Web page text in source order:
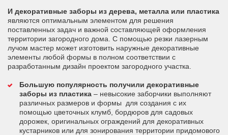
И декоративные заборы из дерева, металла или пластика
являются оптимальным элементом для решения
поставленных задач и важной составляющей оформления
территории загородного дома. С помощью резки лазерным
лучом мастер может изготовить наружные декоративные
элементы любой формы в полном соответствии с
разработанным дизайн проектом загородного участка.
Большую популярность получили декоративные
заборы из пластика – невысокие заборчики выполняют
различных размеров и формы для создания с их
помощью цветочных клумб, бордюров для садовых
дорожек, оригинальных ограждений для декоративных
кустарников или для зонирования территории придомового